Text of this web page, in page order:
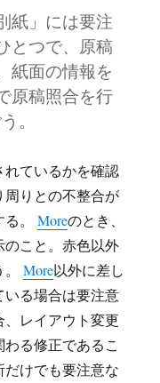
紙」には要注
とつで、原稿
紙面の情報を
原稿照合を行
。
ているかを確認
りとの不整合が
る。Moreのとき、
こと。赤色以外
。More以外に差し
る場合は要注意
レイアウト変更
る修正であるこ
けでも要注意な